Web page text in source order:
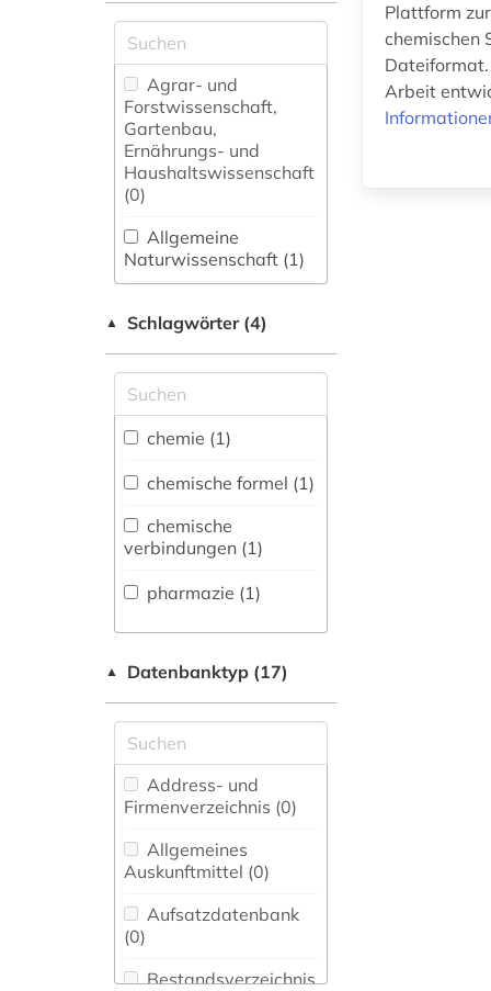
Agrar- und
Forstwissenschaft,
Gartenbau,
Ernährungs- und
Haushaltswissenschaft
(0)
Allgemeine
Naturwissenschaft (1)
fachübergreifende
Allgemeine und
vergleichende Sprach-
und
Literaturwissenschaft.
Indogermanistik.
Sprachen und
Literaturen (0)
Anglistik.
Amerikanistik (0)
Bauingenieur- und
Vermessungswesen (0)
Biologie,
Biotechnologie (1)
Buch- und
Bibliothekswesen,
(0)
Pharmazie (1)
▲ Schlagwörter (4)
chemie (1)
chemische formel (1)
chemische
verbindungen (1)
pharmazie (1)
▲ Datenbanktyp (17)
Address- und
Firmenverzeichnis (0)
Allgemeines
Auskunftmittel (0)
Aufsatzdatenbank
(0)
Bestandsverzeichnis
Plattform
chemischen
Arbeit